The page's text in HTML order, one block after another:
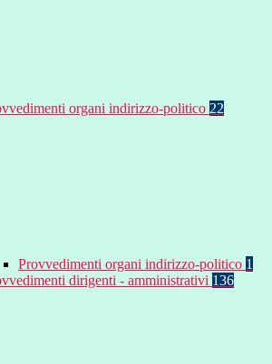
organi indirizzo-politico 22
Provvedimenti organi indirizzo-politico 1
dirigenti - amministrativi 136